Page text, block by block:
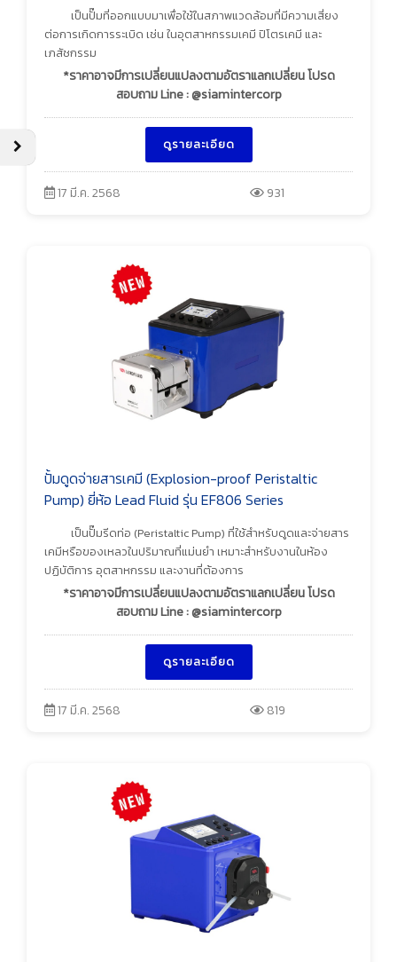
เป็นปั๊มที่ออกแบบมาเพื่อใช้ในสภาพแวดล้อมที่มีความเสี่ยง
ต่อการเกิดการระเบิด เช่น ในอุตสาหกรรมเคมี ปิโตรเคมี และ
เภสัชกรรม
*ราคาอาจมีการเปลี่ยนแปลงตามอัตราแลกเปลี่ยน โปรด
สอบถาม Line : @siamintercorp
ดูรายละเอียด
17 มี.ค. 2568 931
ปั้มดูดจ่ายสารเคมี (Explosion-proof Peristaltic
Pump) ยี่ห้อ Lead Fluid รุ่น EF806 Series
เป็นปั๊มรีดท่อ (Peristaltic Pump) ที่ใช้สำหรับดูดและจ่ายสาร
เคมีหรือของเหลวในปริมาณที่แม่นยำ เหมาะสำหรับงานในห้อง
ปฏิบัติการ อุตสาหกรรม และงานที่ต้องการ
*ราคาอาจมีการเปลี่ยนแปลงตามอัตราแลกเปลี่ยน โปรด
สอบถาม Line : @siamintercorp
ดูรายละเอียด
17 มี.ค. 2568 819